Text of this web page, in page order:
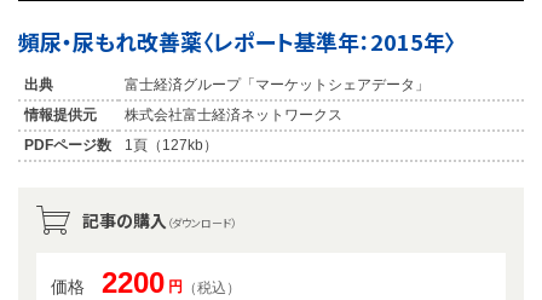
頻尿・尿もれ改善薬〈レポート基準年：2015年〉
出典
富士経済グループ「マーケットシェアデータ」
情報提供元
株式会社富士経済ネットワークス
PDFページ数
1頁（127kb）
記事の購入 （ダウンロード）
価格 2200 円 （税込）